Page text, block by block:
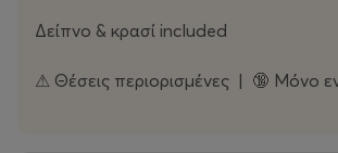
Δείπνο & κρασί included
⚠ Θέσεις περιορισμένες | 🔞 Μόνο